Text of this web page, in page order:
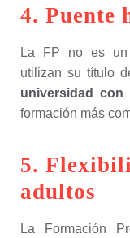
4. Puente
La FP no es un
utilizan su título
universidad con
formación más
5.
adultos
La Formación